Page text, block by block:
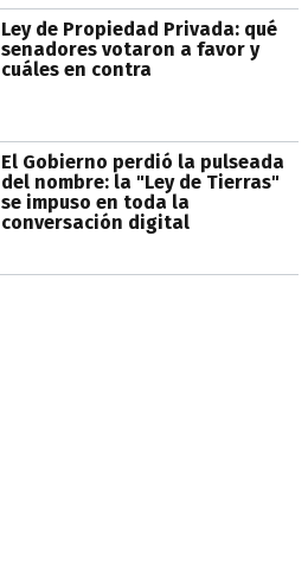
Ley de Propiedad Privada: qué
senadores votaron a favor y
cuáles en contra
El Gobierno perdió la pulseada
del nombre: la "Ley de Tierras"
se impuso en toda la
conversación digital